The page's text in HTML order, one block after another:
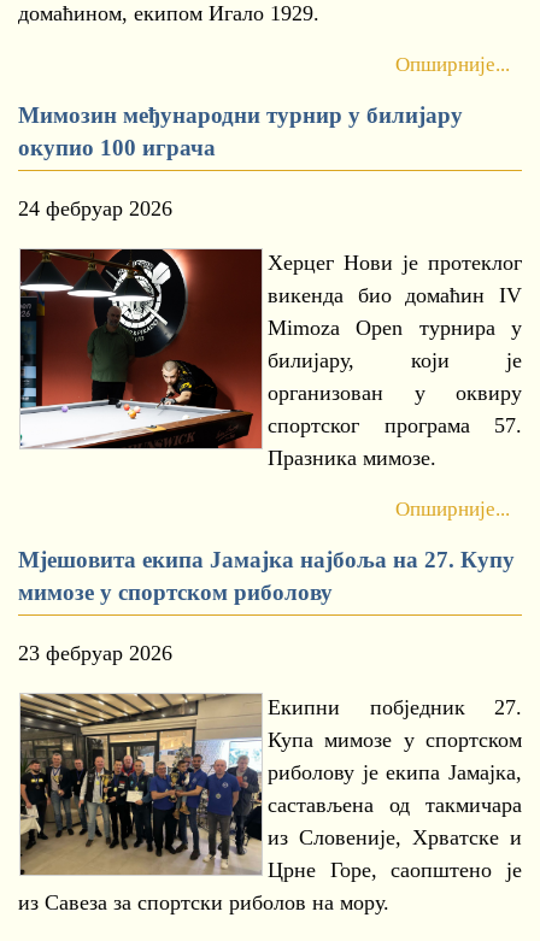
домаћином, екипом Игало 1929.
Опширније...
Мимозин међународни турнир у билијару
окупио 100 играча
24 фебруар 2026
Херцег Нови је протеклог
викенда био домаћин IV
Mimoza Open турнира у
билијару, који је
организован у оквиру
спортског програма 57.
Празника мимозе.
Опширније...
Мјешовита екипа Јамајка најбоља на 27. Купу
мимозе у спортском риболову
23 фебруар 2026
Екипни побједник 27.
Купа мимозе у спортском
риболову је екипа Јамајка,
састављена од такмичара
из Словеније, Хрватске и
Црне Горе, саопштено је
из Савеза за спортски риболов на мору.